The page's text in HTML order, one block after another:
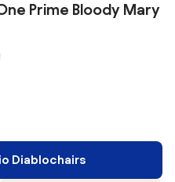
Prime Bloody Mary
Diablochairs